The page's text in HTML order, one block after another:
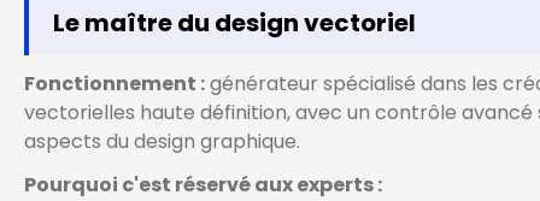
Le maître du design vectoriel
Fonctionnement :générateur spécialisé dans les
vectorielles haute définition, avec un contrôle avancé
aspects du design graphique.
Pourquoi c'est réservé aux experts :